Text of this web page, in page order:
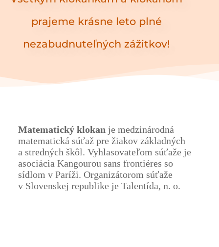
prajeme krásne leto plné
nezabudnuteľných zážitkov!
Matematický klokanje medzinárodná
matematická súťaž pre žiakov základných
a stredných škôl. Vyhlasovateľom súťaže je
asociácia Kangourou sans frontiéres so
sídlom v Paríži. Organizátorom súťaže
v Slovenskej republike je Talentída, n. o.